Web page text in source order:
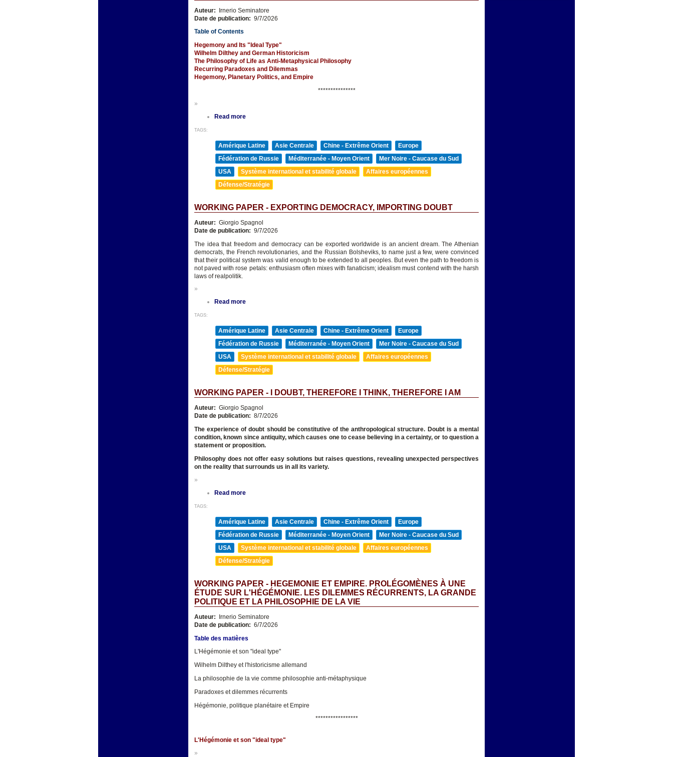
Auteur: Irnerio Seminatore
Date de publication: 9/7/2026
Table of Contents
Hegemony and Its "Ideal Type"
Wilhelm Dilthey and German Historicism
The Philosophy of Life as Anti-Metaphysical Philosophy
Recurring Paradoxes and Dilemmas
Hegemony, Planetary Politics, and Empire
***************
»
Read more
TAGS:
Amérique Latine Asie Centrale Chine - Extrême Orient
Europe
Fédération de Russie
Méditerranée - Moyen Orient
Mer Noire - Caucase du Sud
USA
Système international et stabilité globale
Affaires européennes
Défense/Stratégie
WORKING PAPER - EXPORTING DEMOCRACY, IMPORTING DOUBT
Auteur: Giorgio Spagnol
Date de publication: 9/7/2026
The idea that freedom and democracy can be exported worldwide is an ancient dream. The Athenian
democrats, the French revolutionaries, and the Russian Bolsheviks, to name just a few, were convinced
that their political system was valid enough to be extended to all peoples. But even the path to freedom is
not paved with rose petals: enthusiasm often mixes with fanaticism; idealism must contend with the harsh
laws of realpolitik.
»
Read more
TAGS:
Amérique Latine Asie Centrale Chine - Extrême Orient
Europe
Fédération de Russie
Méditerranée - Moyen Orient
Mer Noire - Caucase du Sud
USA
Système international et stabilité globale
Affaires européennes
Défense/Stratégie
WORKING PAPER - I DOUBT, THEREFORE I THINK, THEREFORE I AM
Auteur: Giorgio Spagnol
Date de publication: 8/7/2026
The experience of doubt should be constitutive of the anthropological structure. Doubt is a mental
condition, known since antiquity, which causes one to cease believing in a certainty, or to question a
statement or proposition.
Philosophy does not offer easy solutions but raises questions, revealing unexpected perspectives
on the reality that surrounds us in all its variety.
»
Read more
TAGS:
Amérique Latine Asie Centrale Chine - Extrême Orient
Europe
Fédération de Russie
Méditerranée - Moyen Orient
Mer Noire - Caucase du Sud
USA
Système international et stabilité globale
Affaires européennes
Défense/Stratégie
WORKING PAPER - HEGEMONIE ET EMPIRE. PROLÉGOMÈNES À UNE
ÉTUDE SUR L'HÉGÉMONIE. LES DILEMMES RÉCURRENTS, LA GRANDE
POLITIQUE ET LA PHILOSOPHIE DE LA VIE
Auteur: Irnerio Seminatore
Date de publication: 6/7/2026
Table des matières
L'Hégémonie et son "ideal type"
Wilhelm Dilthey et l'historicisme allemand
La philosophie de la vie comme philosophie anti-métaphysique
Paradoxes et dilemmes récurrents
Hégémonie, politique planétaire et Empire
*****************
L'Hégémonie et son "ideal type"
»